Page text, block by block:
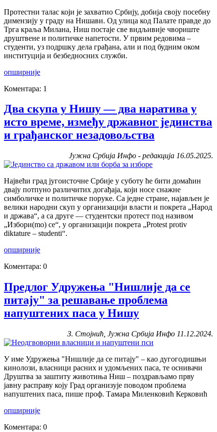
Протестни талас који је захватио Србију, добија своју посебну
димензију у граду на Нишави. Од улица код Палате правде до
Трга краља Милана, Ниш постаје све видљивије чвориште
друштвене и политичке напетости. У првим редовима –
студенти, уз подршку дела грађана, али и под будним оком
институција и безбедносних служби.
опширније
Коментара: 1
Два скупа у Нишу — два наратива у
исто време, између државног јединства
и грађанског незадовољства
Јужна Србија Инфо - редакција 16.05.2025.
Највећи град југоисточне Србије у суботу ће бити домаћин
двају потпуно различитих догађаја, који носе снажне
симболичке и политичке поруке. Са једне стране, најављен је
велики народни скуп у организацији власти и покрета „Народ
и држава“, а са друге — студентски протест под називом
„Избори(mo) се“, у организацији покрета „Protest protiv
diktature – studenti“.
опширније
Коментара: 0
Предлог Удружења "Нишлије да се
питају" за решавање проблема
напуштених паса у Нишу
З. Стојнић, Јужна Србија Инфо 11.12.2024.
У име Удружења "Нишлије да се питају" – као дугогодишњи
кинолози, власници расних и удомљених паса, те оснивачи
Друштва за заштиту животиња Ниш – поздрављамо прву
јавну расправу коју Град организује поводом проблема
напуштених паса, пише проф. Тамара Миленковић Керковић
опширније
Коментара: 0